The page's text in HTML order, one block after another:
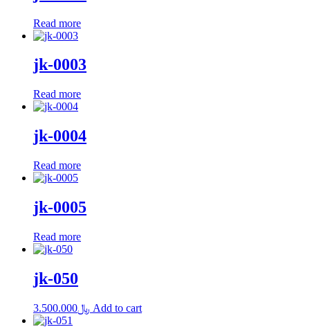
Read more
jk-0003
Read more
jk-0004
Read more
jk-0005
Read more
jk-050
﷼3.500.000 Add to cart